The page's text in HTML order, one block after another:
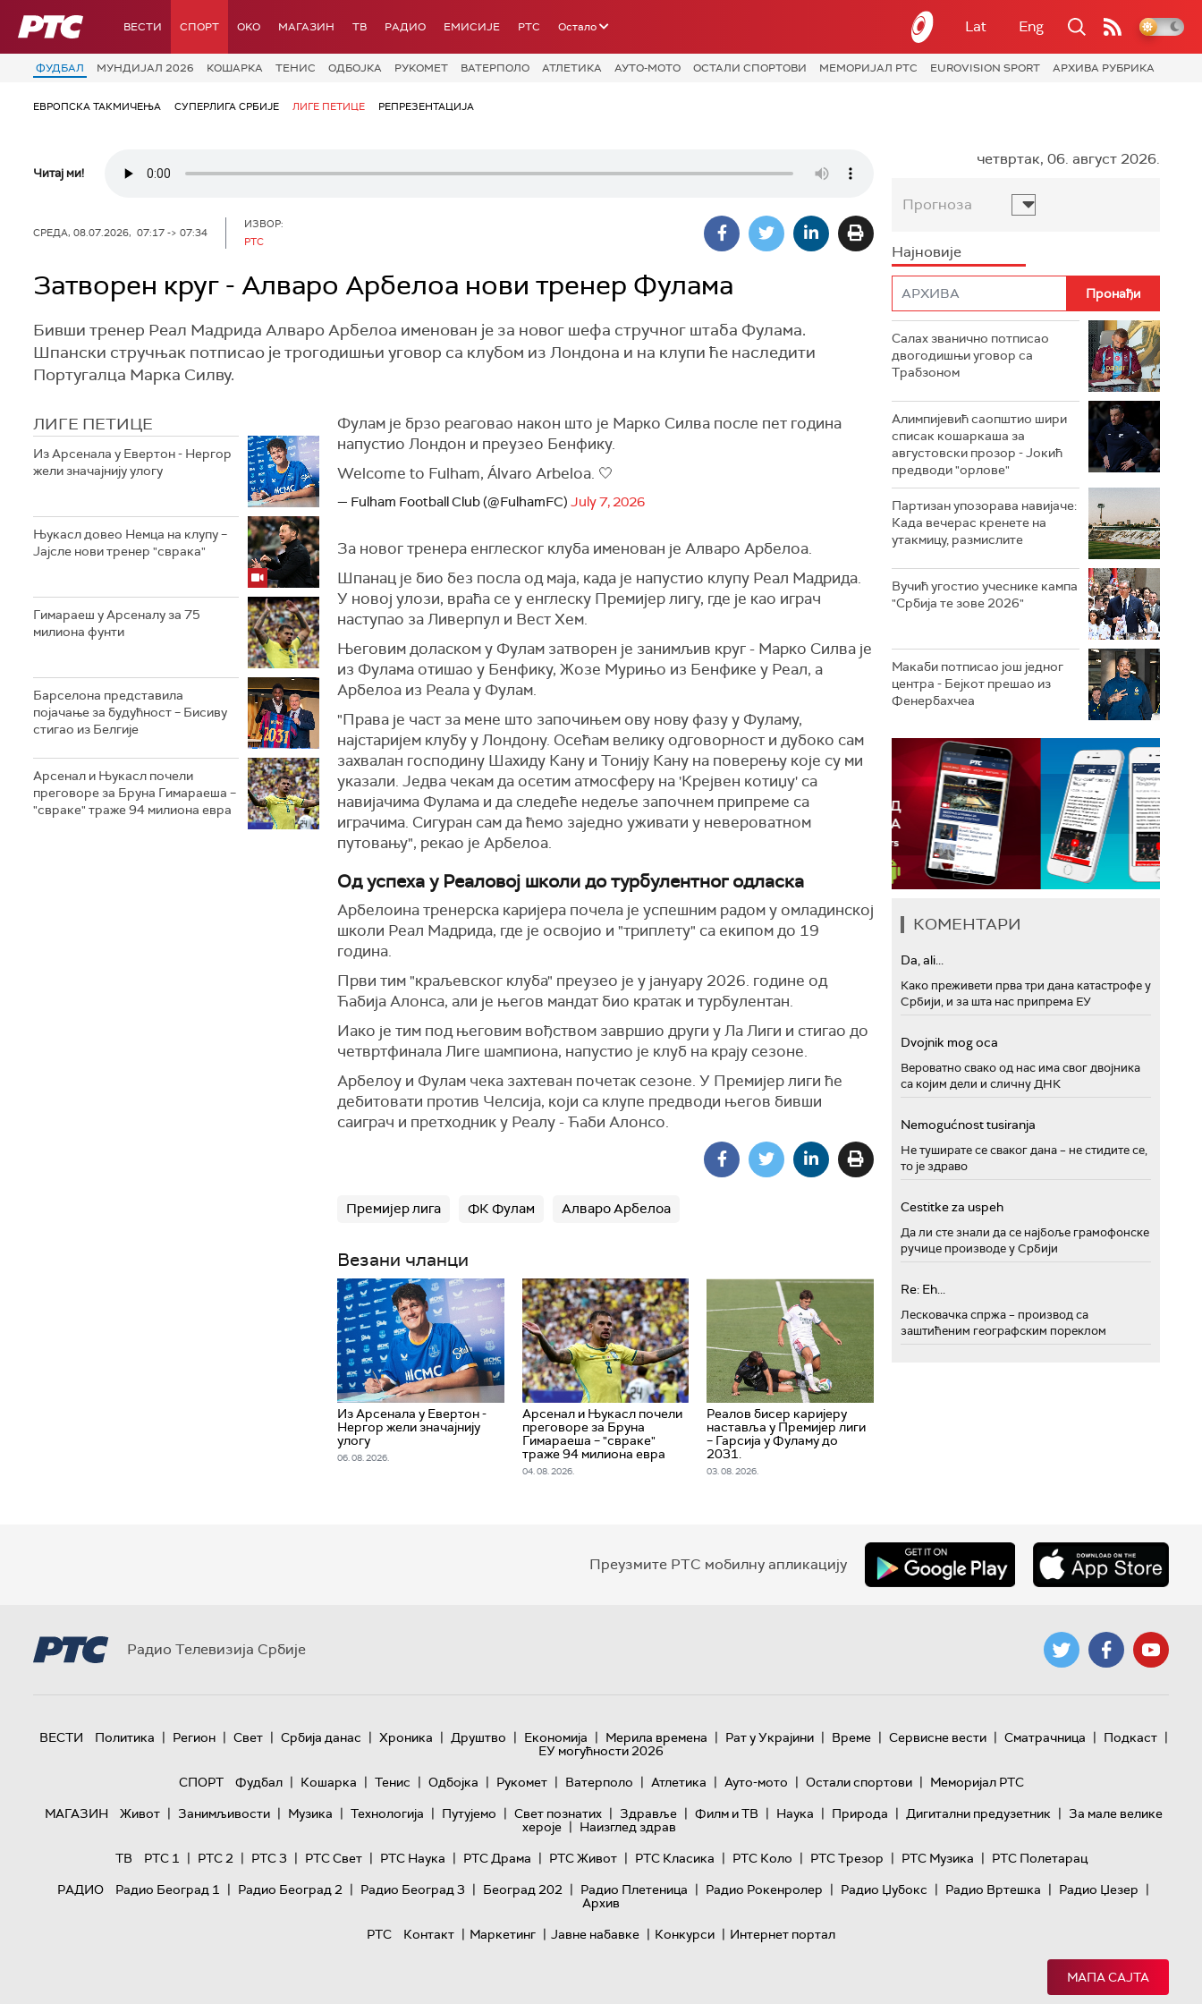
РТС ВЕСТИ СПОРТ OKO МАГАЗИН ТВ РАДИО ЕМИСИЈЕ РТС Остало Lat Eng
ФУДБАЛ МУНДИЈАЛ 2026 КОШАРКА ТЕНИС ОДБОЈКА РУКОМЕТ ВАТЕРПОЛО АТЛЕТИКА АУТО-МОТО ОСТАЛИ СПОРТОВИ МЕМОРИЈАЛ РТС EUROVISION SPORT АРХИВА РУБРИКА
ЕВРОПСКА ТАКМИЧЕЊА СУПЕРЛИГА СРБИЈЕ ЛИГЕ ПЕТИЦЕ РЕПРЕЗЕНТАЦИЈА
Читај ми!
СРЕДА, 08.07.2026, 07:17 -> 07:34
ИЗВОР:
РТС
Затворен круг - Алваро Арбелоа нови тренер Фулама
Бивши тренер Реал Мадрида Алваро Арбелоа именован је за новог шефа стручног штаба Фулама.
Шпански стручњак потписао је трогодишњи уговор са клубом из Лондона и на клупи ће наследити
Португалца Марка Силву.
ЛИГЕ ПЕТИЦЕ
Из Арсенала у Евертон - Нергор
жели значајнију улогу
Њукасл довео Немца на клупу –
Јајсле нови тренер "сврака"
Гимараеш у Арсеналу за 75
милиона фунти
Барселона представила
појачање за будућност – Бисиву
стигао из Белгије
Арсенал и Њукасл почели
преговоре за Бруна Гимараеша –
"свраке" траже 94 милиона евра
Фулам је брзо реаговао након што је Марко Силва после пет година
напустио Лондон и преузео Бенфику.
Welcome to Fulham, Álvaro Arbeloa. 🤍
— Fulham Football Club (@FulhamFC) July 7, 2026
За новог тренера енглеског клуба именован је Алваро Арбелоа.
Шпанац је био без посла од маја, када је напустио клупу Реал Мадрида.
У новој улози, враћа се у енглеску Премијер лигу, где је као играч
наступао за Ливерпул и Вест Хем.
Његовим доласком у Фулам затворен је занимљив круг - Марко Силва је
из Фулама отишао у Бенфику, Жозе Мурињо из Бенфике у Реал, а
Арбелоа из Реала у Фулам.
"Права је част за мене што започињем ову нову фазу у Фуламу,
најстаријем клубу у Лондону. Осећам велику одговорност и дубоко сам
захвалан господину Шахиду Кану и Тонију Кану на поверењу које су ми
указали. Једва чекам да осетим атмосферу на 'Крејвен котиџу' са
навијачима Фулама и да следеће недеље започнем припреме са
играчима. Сигуран сам да ћемо заједно уживати у невероватном
путовању", рекао је Арбелоа.
Од успеха у Реаловој школи до турбулентног одласка
Арбелоина тренерска каријера почела је успешним радом у омладинској
школи Реал Мадрида, где је освојио и "триплету" са екипом до 19
година.
Први тим "краљевског клуба" преузео је у јануару 2026. године од
Ћабија Алонса, али је његов мандат био кратак и турбулентан.
Иако је тим под његовим вођством завршио други у Ла Лиги и стигао до
четвртфинала Лиге шампиона, напустио је клуб на крају сезоне.
Арбелоу и Фулам чека захтеван почетак сезоне. У Премијер лиги ће
дебитовати против Челсија, који са клупе предводи његов бивши
саиграч и претходник у Реалу - Ћаби Алонсо.
Премијер лига ФК Фулам Алваро Арбелоа
Везани чланци
Из Арсенала у Евертон -
Нергор жели значајнију
улогу
06. 08. 2026.
Арсенал и Њукасл почели
преговоре за Бруна
Гимараеша – "свраке"
траже 94 милиона евра
04. 08. 2026.
Реалов бисер каријеру
наставља у Премијер лиги
– Гарсија у Фуламу до
2031.
03. 08. 2026.
четвртак, 06. август 2026.
Прогноза
Најновије
Салах званично потписао
двогодишњи уговор са
Трабзоном
Алимпијевић саопштио шири
списак кошаркаша за
августовски прозор - Јокић
предводи "орлове"
Партизан упозорава навијаче:
Када вечерас кренете на
утакмицу, размислите
Вучић угостио учеснике кампа
"Србија те зове 2026"
Макаби потписао још једног
центра - Бејкот прешао из
Фенербахчеа
КОМЕНТАРИ
Da, ali...
Како преживети прва три дана катастрофе у
Србији, и за шта нас припрема ЕУ
Dvojnik mog oca
Вероватно свако од нас има свог двојника
са којим дели и сличну ДНК
Nemogućnost tusiranja
Не туширате се сваког дана – не стидите се,
то је здраво
Cestitke za uspeh
Да ли сте знали да се најбоље грамофонске
ручице производе у Србији
Re: Eh...
Лесковачка спржа – производ са
заштићеним географским пореклом
Преузмите РТС мобилну апликацију
Радио Телевизија Србије
ВЕСТИ Политика | Регион | Свет | Србија данас | Хроника | Друштво | Економија | Мерила времена | Рат у Украјини | Време | Сервисне вести | Сматрачница | Подкаст |
ЕУ могућности 2026
СПОРТ
Фудбал | Кошарка | Тенис | Одбојка | Рукомет | Ватерполо | Атлетика | Ауто-мото | Остали спортови | Меморијал РТС
МАГАЗИН
Живот | Занимљивости | Музика | Технологијa | Путујемо | Свет познатих | Здравље | Филм и ТВ | Наука | Природа | Дигитални предузетник | За мале велике
хероје | Наизглед здрав
ТВ
РТС 1 | РТС 2 | РТС 3 | РТС Свет | РТС Наука | РТС Драма | РТС Живот | РТС Класика | РТС Коло | РТС Трезор | РТС Музика | РТС Полетарац
РАДИО
Радио Београд 1 | Радио Београд 2 | Радио Београд 3 | Београд 202 | Радио Плетеница | Радио Рокенролер | Радио Џубокс | Радио Вртешка | Радио Џезер |
Архив
РТС
Контакт | Маркетинг | Јавне набавке | Конкурси | Интернет портал
МАПА САЈТА